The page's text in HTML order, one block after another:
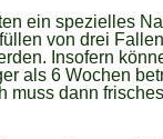
ein spezielles
von drei
Insofern
als 6 Wochen
muss dann